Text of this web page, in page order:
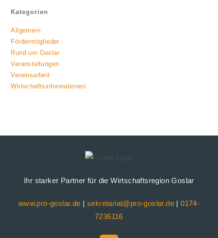
Kategorien
Allgemein
Fördermitglieder
Rund um Goslar
Veranstaltungen
Vereinsarbeit
Wirtschaftsinformationen
Ihr starker Partner für die Wirtschaftsregion Goslar
www.pro-goslar.de | sekretariat@pro-goslar.de|0174-
7236116